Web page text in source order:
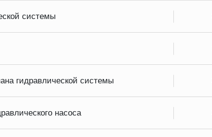
системы
гидравлической системы
насоса